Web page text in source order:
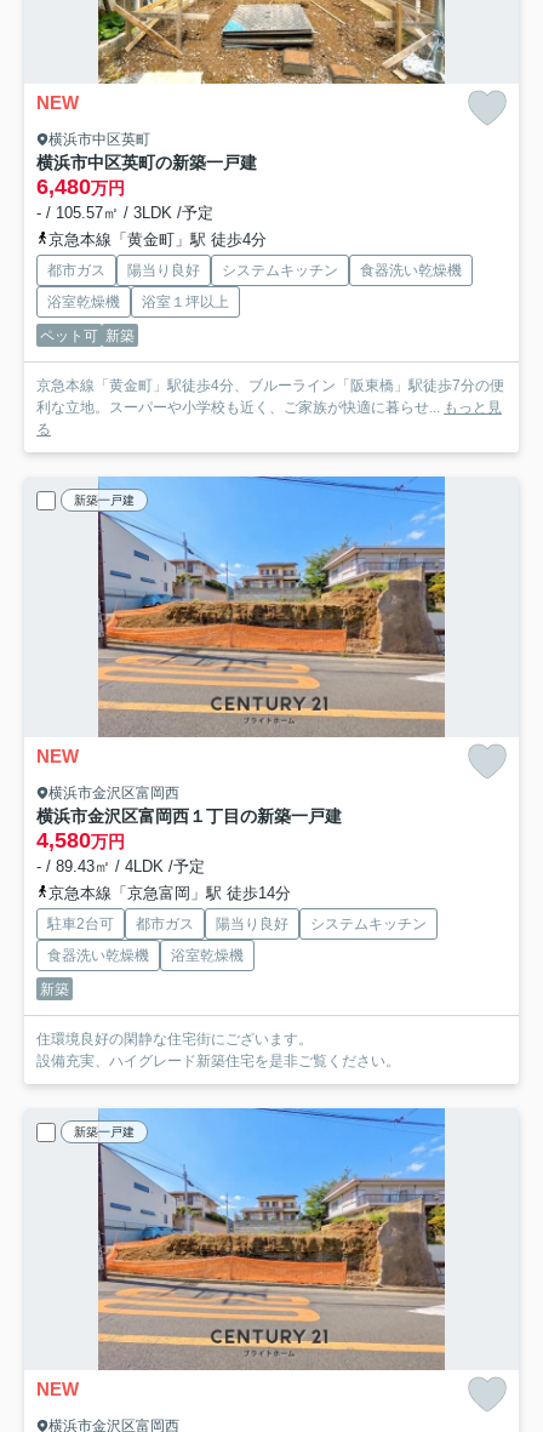
NEW
横浜市中区英町
横浜市中区英町の新築一戸建
6,480万円
- / 105.57㎡ / 3LDK /予定
京急本線「黄金町」駅 徒歩4分
都市ガス 陽当り良好 システムキッチン
食器洗い乾燥機
浴室乾燥機
浴室１坪以上
ペット可 新築
京急本線「黄金町」駅徒歩4分、ブルーライン「阪東橋」駅徒歩7分の便
利な立地。スーパーや小学校も近く、ご家族が快適に暮らせ... もっと見
る
新築一戸建
NEW
横浜市金沢区富岡西
横浜市金沢区富岡西１丁目の新築一戸建
4,580万円
- / 89.43㎡ / 4LDK /予定
京急本線「京急富岡」駅 徒歩14分
駐車2台可 都市ガス 陽当り良好
システムキッチン
食器洗い乾燥機
浴室乾燥機
新築
住環境良好の閑静な住宅街にございます。
設備充実、ハイグレード新築住宅を是非ご覧ください。
新築一戸建
NEW
横浜市金沢区富岡西